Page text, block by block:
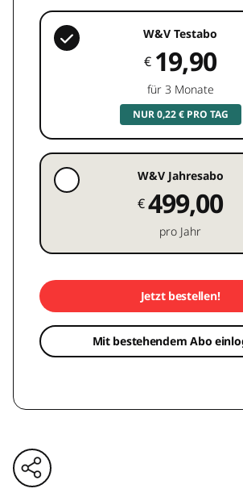
W&V Testabo
€ 19,90
für 3 Monate
NUR 0,22 € PRO TAG
W&V Jahresabo
€499,00
pro Jahr
Jetzt bestellen!
Mit bestehendem Abo